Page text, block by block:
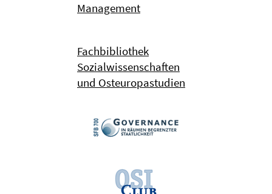
Management
Fachbibliothek
Sozialwissenschaften
und Osteuropastudien